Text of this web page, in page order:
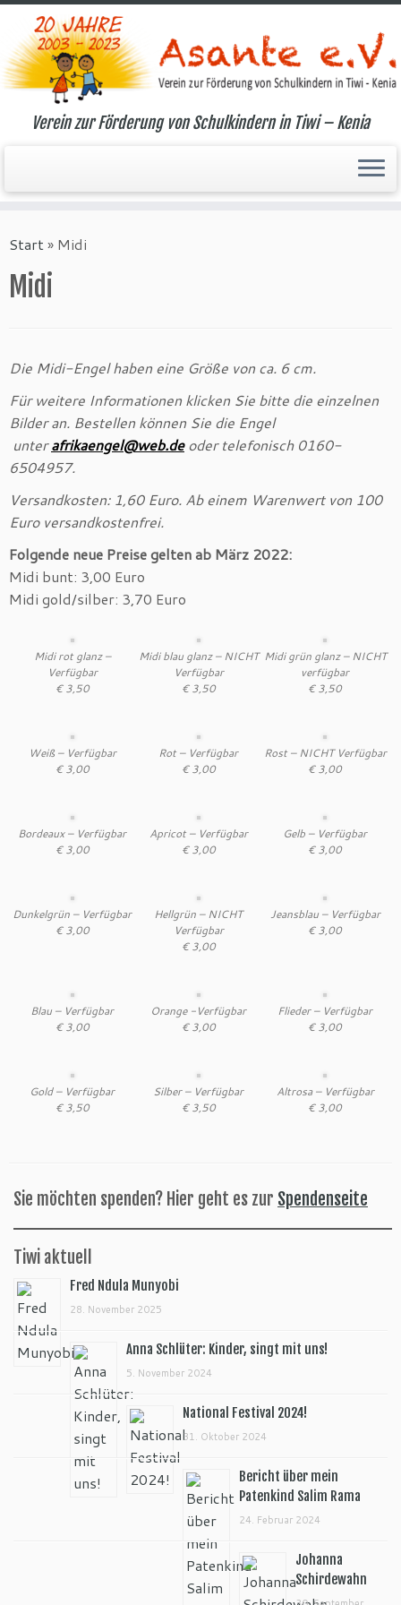
Inhalt
Verein zur Förderung von Schulkindern in Tiwi – Kenia
Start» Midi
Midi
Die Midi-Engel haben eine Größe von ca. 6 cm.
Für weitere Informationen klicken Sie bitte die einzelnen
Bilder an. Bestellen können Sie die Engel
unterafrikaengel@web.de oder telefonisch 0160-
6504957.
Versandkosten: 1,60 Euro. Ab einem Warenwert von 100
Euro versandkostenfrei.
Folgende neue Preise gelten ab März 2022:
Midi bunt: 3,00 Euro
Midi gold/silber: 3,70 Euro
Midi rot glanz –
Verfügbar
€ 3,50
Midi blau glanz – NICHT
Verfügbar
€ 3,50
Midi grün glanz – NICHT
verfügbar
€ 3,50
Weiß – Verfügbar
€ 3,00
Rot – Verfügbar
€ 3,00
Rost – NICHT Verfügbar
€ 3,00
Bordeaux – Verfügbar
€ 3,00
Apricot – Verfügbar
€ 3,00
Gelb – Verfügbar
€ 3,00
Dunkelgrün – Verfügbar
€ 3,00
Hellgrün – NICHT
Verfügbar
€ 3,00
Jeansblau – Verfügbar
€ 3,00
Blau – Verfügbar
€ 3,00
Orange -Verfügbar
€ 3,00
Flieder – Verfügbar
€ 3,00
Gold – Verfügbar
€ 3,50
Silber – Verfügbar
€ 3,50
Altrosa – Verfügbar
€ 3,00
Sie möchten spenden? Hier geht es zur Spendenseite
Tiwi aktuell
Fred Ndula Munyobi
28. November 2025
Anna Schlüter: Kinder, singt mit uns!
5. November 2024
National Festival 2024!
31. Oktober 2024
Bericht über mein
Patenkind Salim Rama
24. Februar 2024
Johanna
Schirdewahn